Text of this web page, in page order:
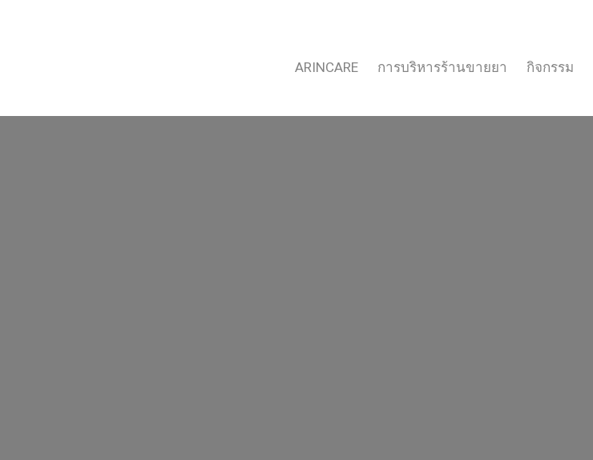
ARINCARE การบริหารร้านขายยา กิจกรรม